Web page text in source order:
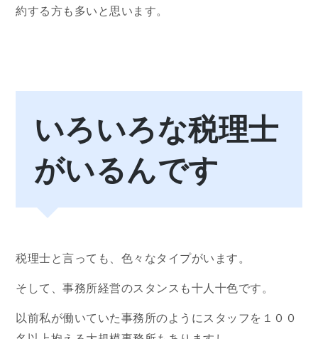
約する方も多いと思います。
いろいろな税理士
がいるんです
税理士と言っても、色々なタイプがいます。
そして、事務所経営のスタンスも十人十色です。
以前私が働いていた事務所のようにスタッフを１００